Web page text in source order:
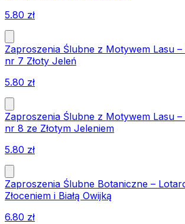
5.80 zł
Zaproszenia Ślubne z Motywem Lasu
nr 7 Złoty Jeleń
5.80 zł
Zaproszenia Ślubne z Motywem Lasu
nr 8 ze Złotym Jeleniem
5.80 zł
Zaproszenia Ślubne Botaniczne –
Złoceniem i Białą Owijką
6.80 zł